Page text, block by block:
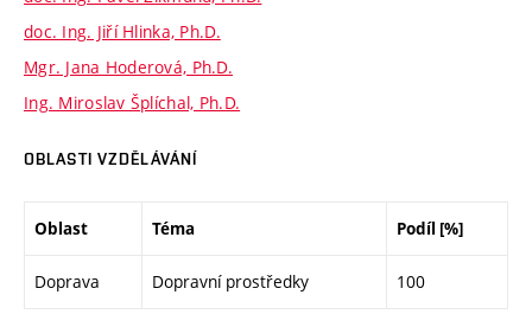
doc. Ing. Jiří Hlinka, Ph.D.
Mgr. Jana Hoderová, Ph.D.
Ing. Miroslav Šplíchal, Ph.D.
OBLASTI VZDĚLÁVÁNÍ
Oblast Téma Podíl [%]
Doprava Dopravní prostředky 100